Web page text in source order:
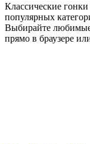
Классические
популярных
Выбирайте любимые
прямо в браузере